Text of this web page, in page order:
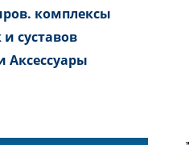
комплексы
и суставов